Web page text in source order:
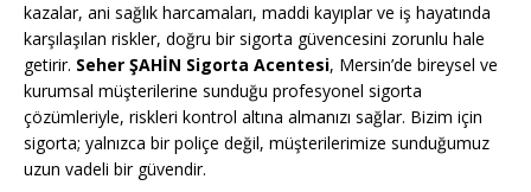
kazalar, ani sağlık harcamaları, maddi kayıplar ve iş hayatında
karşılaşılan riskler, doğru bir sigorta güvencesini zorunlu hale
getirir. Seher ŞAHİN Sigorta Acentesi, Mersin’de bireysel ve
kurumsal müşterilerine sunduğu profesyonel sigorta
çözümleriyle, riskleri kontrol altına almanızı sağlar. Bizim için
sigorta; yalnızca bir poliçe değil, müşterilerimize sunduğumuz
uzun vadeli bir güvendir.